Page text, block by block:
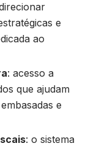
e
ao
: acesso a
que ajudam
e
: o sistema